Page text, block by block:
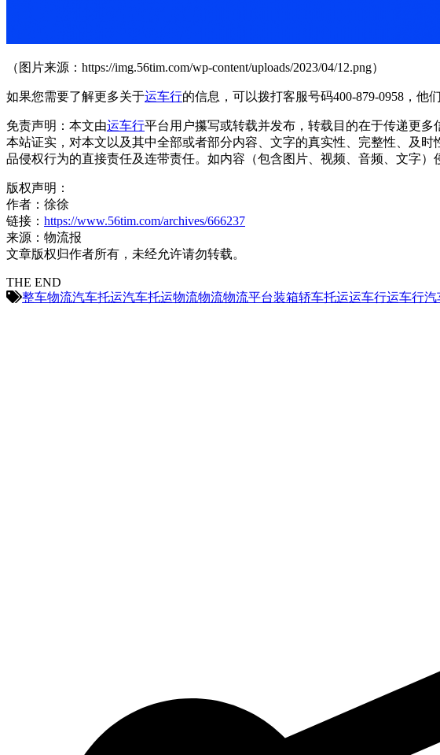
（图片来源：https://img.56tim.com/wp-content/uploads/2023/04/12.png）
如果您需要了解更多关于运车行的信息，可以拨打客服号码400-879-0958，他
免责声明：本文由运车行平台用户攥写或转载并发布，转载目的在于传递更
本站证实，对本文以及其中全部或者部分内容、文字的真实性、完整性、及
品侵权行为的直接责任及连带责任。如内容（包含图片、视频、音频、文字
版权声明：
作者：徐徐
链接： https://www.56tim.com/archives/666237
来源：物流报
文章版权归作者所有，未经允许请勿转载。
THE END
整车物流汽车托运汽车托运物流物流物流平台装箱轿车托运运车行运车行汽